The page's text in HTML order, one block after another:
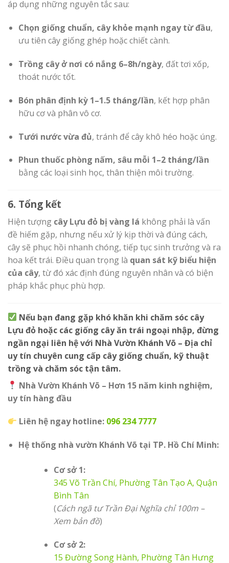
áp dụng những nguyên tắc sau:
Chọn giống chuẩn, cây khỏe mạnh ngay từ đầu,
ưu tiên cây giống ghép hoặc chiết cành.
Trồng cây ở nơi có nắng 6–8h/ngày, đất tơi xốp,
thoát nước tốt.
Bón phân định kỳ 1–1.5 tháng/lần, kết hợp phân
hữu cơ và phân vô cơ.
Tưới nước vừa đủ, tránh để cây khô héo hoặc úng.
Phun thuốc phòng nấm, sâu mỗi 1–2 tháng/lần
bằng các loại sinh học, thân thiện môi trường.
6. Tổng kết
Hiện tượng cây Lựu đỏ bị vàng lá không phải là vấn
đề hiếm gặp, nhưng nếu xử lý kịp thời và đúng cách,
cây sẽ phục hồi nhanh chóng, tiếp tục sinh trưởng và ra
hoa kết trái. Điều quan trọng là quan sát kỹ biểu hiện
của cây, từ đó xác định đúng nguyên nhân và có biện
pháp khắc phục phù hợp.
Nếu bạn đang gặp khó khăn khi chăm sóc cây
Lựu đỏ hoặc các giống cây ăn trái ngoại nhập, đừng
ngần ngại liên hệ với Nhà Vườn Khánh Võ – Địa chỉ
uy tín chuyên cung cấp cây giống chuẩn, kỹ thuật
trồng và chăm sóc tận tâm.
Nhà Vườn Khánh Võ – Hơn 15 năm kinh nghiệm,
uy tín hàng đầu
Liên hệ ngay hotline: 096 234 7777
Hệ thống nhà vườn Khánh Võ tại TP. Hồ Chí Minh:
Cơ sở 1:
345 Võ Trần Chí, Phường Tân Tạo A, Quận
Bình Tân
(Cách ngã tư Trần Đại Nghĩa chỉ 100m –
Xem bản đồ)
Cơ sở 2:
15 Đường Song Hành, Phường Tân Hưng